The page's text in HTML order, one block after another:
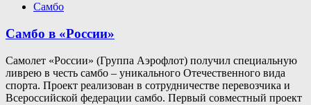
Самбо
Самбо в «России»
Самолет «России» (Группа Аэрофлот) получил специальную
ливрею в честь самбо – уникального Отечественного вида
спорта. Проект реализован в сотрудничестве перевозчика и
Всероссийской федерации самбо. Первый совместный проект